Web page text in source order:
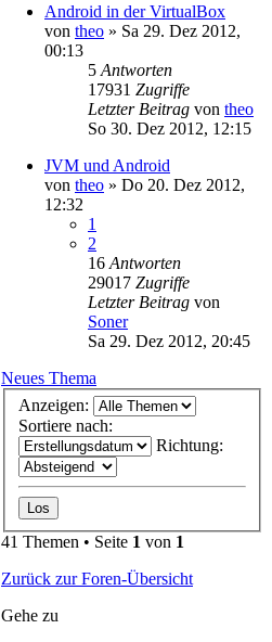
Android in der VirtualBox
von theo » Sa 29. Dez 2012,
00:13
5 Antworten
17931 Zugriffe
Letzter Beitrag von theo
So 30. Dez 2012, 12:15
JVM und Android
von theo » Do 20. Dez 2012,
12:32
1
2
16 Antworten
29017 Zugriffe
Letzter Beitrag von
Soner
Sa 29. Dez 2012, 20:45
Neues Thema
Anzeigen:
Sortiere nach:
Richtung:
41 Themen • Seite 1 von 1
Zurück zur Foren-Übersicht
Gehe zu